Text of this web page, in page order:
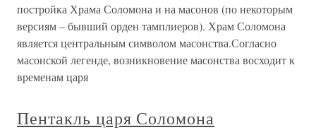
постройка Храма Соломона и на масонов (по некоторым
версиям – бывший орден тамплиеров). Храм Соломона
является центральным символом масонства.Согласно
масонской легенде, возникновение масонства восходит к
временам царя
Пентакль царя Соломона